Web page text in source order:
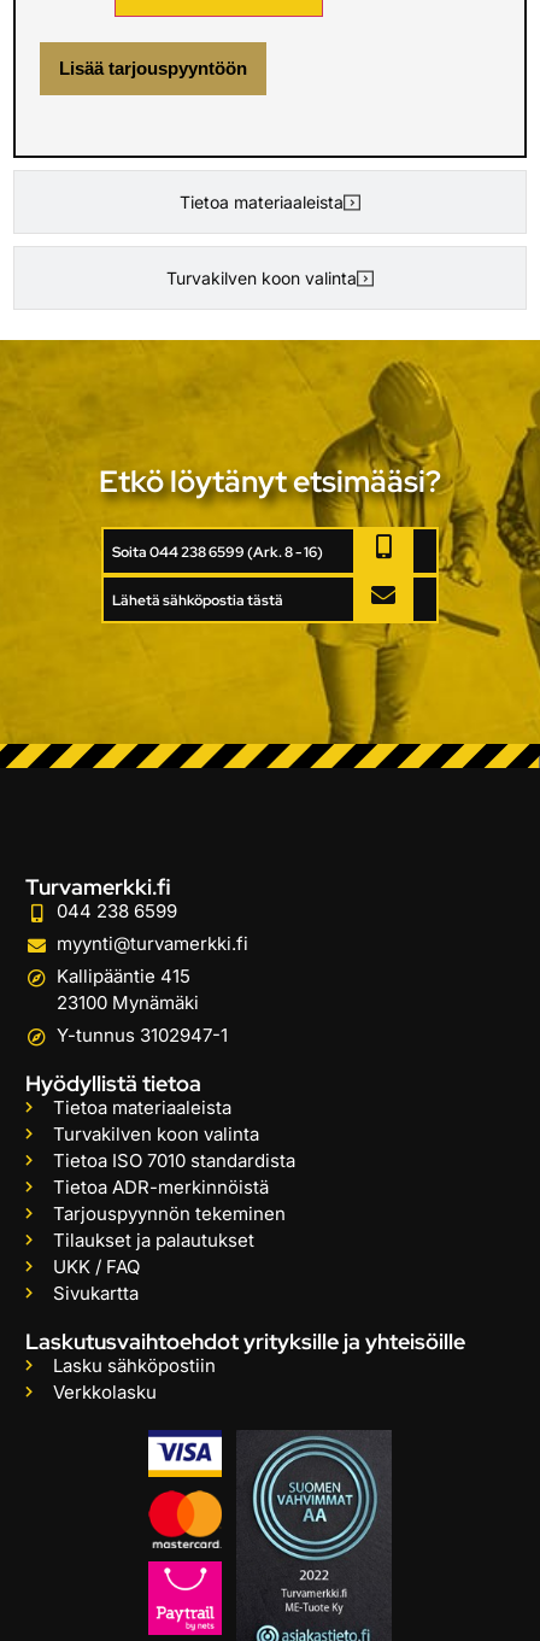
Tietoa materiaaleista
Turvakilven koon valinta
Lisää tarjouspyyntöön
Etkö löytänyt etsimääsi?
Soita 044 238 6599 (Ark. 8 - 16)
Lähetä sähköpostia tästä
Turvamerkki.fi
044 238 6599
myynti@turvamerkki.fi
Kallipääntie 415
23100 Mynämäki
Y-tunnus 3102947-1
Hyödyllistä tietoa
Tietoa materiaaleista
Turvakilven koon valinta
Tietoa ISO 7010 standardista
Tietoa ADR-merkinnöistä
Tarjouspyynnön tekeminen
Tilaukset ja palautukset
UKK / FAQ
Sivukartta
Laskutusvaihtoehdot yrityksille ja yhteisöille
Lasku sähköpostiin
Verkkolasku